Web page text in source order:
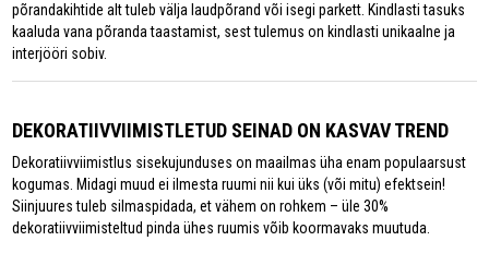
põrandakihtide alt tuleb välja laudpõrand või isegi parkett. Kindlasti tasuks
kaaluda vana põranda taastamist, sest tulemus on kindlasti unikaalne ja
interjööri sobiv.
DEKORATIIVVIIMISTLETUD SEINAD ON KASVAV TREND
Dekoratiivviimistlus sisekujunduses on maailmas üha enam populaarsust
kogumas. Midagi muud ei ilmesta ruumi nii kui üks (või mitu) efektsein!
Siinjuures tuleb silmaspidada, et vähem on rohkem – üle 30%
dekoratiivviimisteltud pinda ühes ruumis võib koormavaks muutuda.